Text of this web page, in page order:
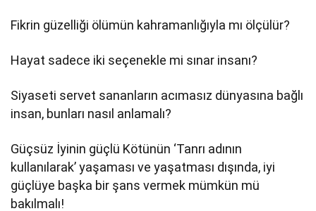
Fikrin güzelliği ölümün kahramanlığıyla mı ölçülür?
Hayat sadece iki seçenekle mi sınar insanı?
Siyaseti servet sananların acımasız dünyasına bağlı
insan, bunları nasıl anlamalı?
Güçsüz İyinin güçlü Kötünün ‘Tanrı adının
kullanılarak’ yaşaması ve yaşatması dışında, iyi
güçlüye başka bir şans vermek mümkün mü
bakılmalı!